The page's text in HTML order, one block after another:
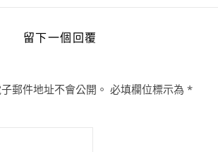
留下一個回覆
郵件地址不會公開。 必填欄位標示為 *